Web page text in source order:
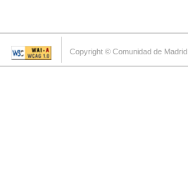
Copyright © Comunidad de Madrid.